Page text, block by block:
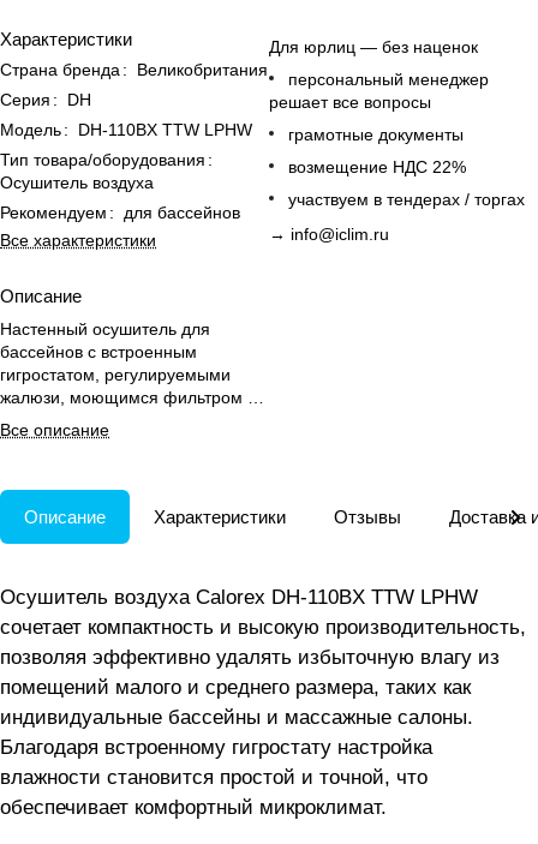
Характеристики
Страна бренда :
Великобритания
Серия :
DH
Модель:
DH-110BX TTW LPHW
Тип товара/оборудования :
Осушитель воздуха
Рекомендуем :
для бассейнов
Все характеристики
Описание
Настенный осушитель для
бассейнов с встроенным
гигростатом, регулируемыми
жалюзи, моющимся фильтром и
шумоизолированным
антикоррозионным корпусом.
Все описание
Для юрлиц — без наценок
персональный менеджер
решает все вопросы
грамотные документы
возмещение НДС 22%
участвуем в тендерах / торгах
→ info@iclim.ru
Описание Характеристики Отзывы Доставка
Осушитель воздуха Calorex DH-110BX TTW LPHW
сочетает компактность и высокую производительность,
позволяя эффективно удалять избыточную влагу из
помещений малого и среднего размера, таких как
индивидуальные бассейны и массажные салоны.
Благодаря встроенному гигростату настройка
влажности становится простой и точной, что
обеспечивает комфортный микроклимат.